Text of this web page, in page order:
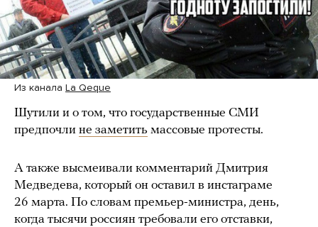
Из канала La Qeque
Шутили и о том, что государственные СМИ
предпочли не заметить массовые протесты.
А также высмеивали комментарий Дмитрия
Медведева, который он оставил в инстаграме
26 марта. По словам премьер-министра, день,
когда тысячи россиян требовали его отставки,